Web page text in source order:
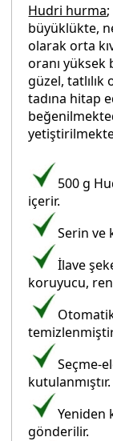
Hudri hurma
büyüklükte,
olarak orta
oranı yüksek
güzel, tatlılık
tadına hitap
500 g
içerir.
Serin ve
İlave
koruyucu,
Seçme-
kutulanmıştır.
Yeniden
gönderilir.